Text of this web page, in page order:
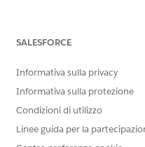
Linkage:Verificare che il
RISOLTO IL PROBLEMA?
migliorare!
SALESFORCE
Informativa sulla privacy
Informativa sulla protezione
Condizioni di utilizzo
Linee guida per la